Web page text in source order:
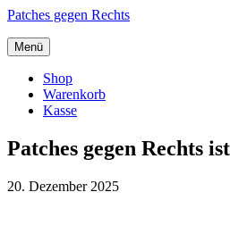
Zum
springen
Patches gegen Rechts
Menü
Shop
Warenkorb
Kasse
Patches gegen Rechts
20. Dezember 2025